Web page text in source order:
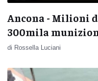
Ancona - Milioni
300mila
di Rossella Luciani